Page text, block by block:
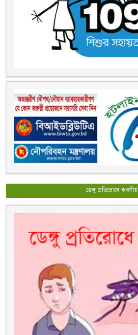
ডেঙ্গু প্রতিরোধে করণীয়